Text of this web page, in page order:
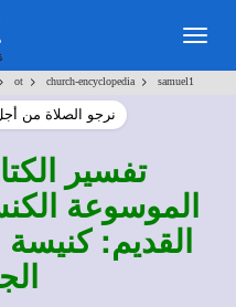
ot > church-encyclopedia > samuel1
نرجو الصلاة من
تفسير
الموسوعة
القديم: